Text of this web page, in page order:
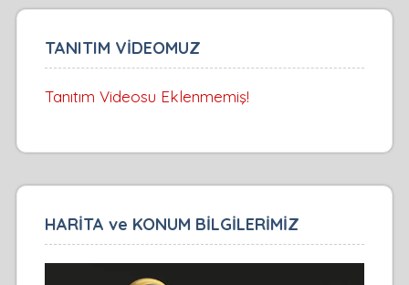
TANITIM VİDEOMUZ
Tanıtım Videosu Eklenmemiş!
HARİTA ve KONUM BİLGİLERİMİZ